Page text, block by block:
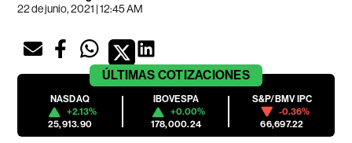
22 de junio, 2021 | 12:45 AM
ÚLTIMAS COTIZACIONES
NASDAQ
+2.13%
25,913.90
IBOVESPA
+0.00%
178,000.24
S&P/BMV IPC
-0.36%
66,697.22